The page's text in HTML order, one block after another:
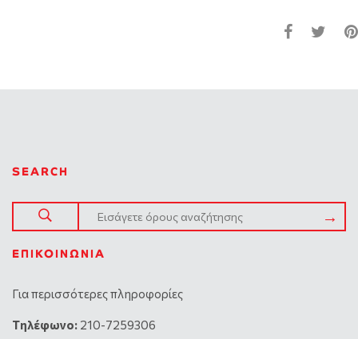
SEARCH
ΕΠΙΚΟΙΝΩΝΊΑ
Για περισσότερες πληροφορίες
Tηλέφωνο: 210-7259306